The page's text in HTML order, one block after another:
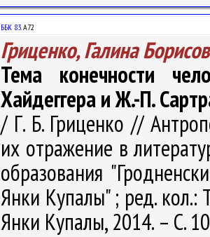
ББК 83.А72
Гриценко, Галина
Тема конечности
Хайдеггера и Ж.-П.
/ Г. Б. Гриценко //
их отражение в
образования
Янки Купалы" ; ред. кол.:
Янки Купалы, 2014. – С.